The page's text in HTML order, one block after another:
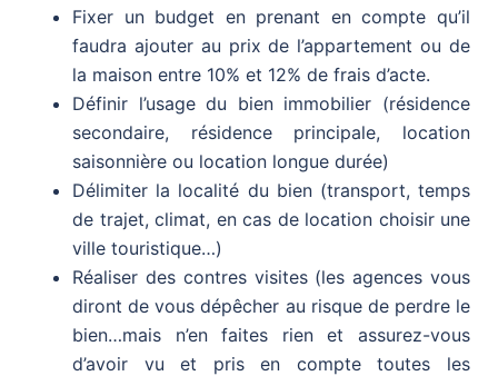
Fixer un budget en prenant en compte qu’il
faudra ajouter au prix de l’appartement ou de
la maison entre 10% et 12% de frais d’acte.
Définir l’usage du bien immobilier (résidence
secondaire, résidence principale, location
saisonnière ou location longue durée)
Délimiter la localité du bien (transport, temps
de trajet, climat, en cas de location choisir une
ville touristique…)
Réaliser des contres visites (les agences vous
diront de vous dépêcher au risque de perdre le
bien…mais n’en faites rien et assurez-vous
d’avoir vu et pris en compte toutes les